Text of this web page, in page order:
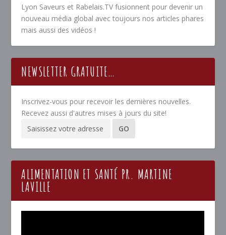
Lyon Saveurs et Rabelais.TV fusionnent pour devenir un
nouveau média global avec toujours nos articles phares
mais aussi des vidéos !
NEWSLETTER GRATUITE…
Inscrivez-vous pour recevoir les dernières nouvelles.
Recevez aussi d'autres mises à jours du site!
ALIMENTATION ET SANTÉ PR. MARTINE
LAVILLE